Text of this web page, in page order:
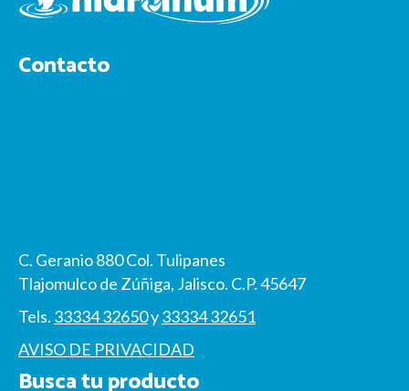
Contacto
C. Geranio 880 Col. Tulipanes
Tlajomulco de Zúñiga, Jalisco. C.P. 45647
Tels. 33334 32650y33334 32651
AVISO DE PRIVACIDAD
Busca tu producto